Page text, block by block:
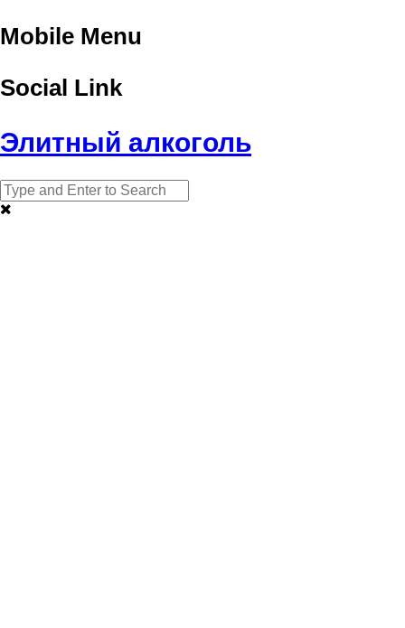
Mobile Menu
Social Link
Элитный алкоголь